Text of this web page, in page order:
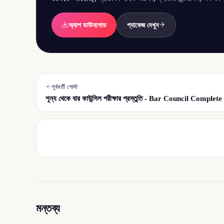
অ্যাপ ডাউনলোড প্যাকেজ দেখুন
পূর্ববর্তী পোস্ট
শূন্য থেকে বার কাউন্সিল পরীক্ষার প্রস্তুতি - Bar Council
মন্তব্য